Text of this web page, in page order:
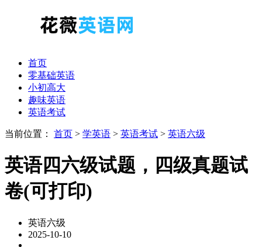
首页
零基础英语
小初高大
趣味英语
英语考试
当前位置： 首页 > 学英语 > 英语考试 > 英语六级
英语四六级试题，四级真题试
卷(可打印)
英语六级
2025-10-10